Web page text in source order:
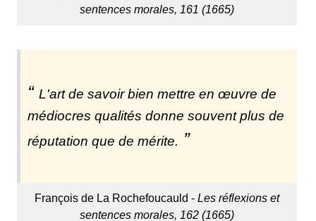
sentences morales, 161 (1665)
L'art de savoir bien mettre en œuvre de
médiocres qualités donne souvent plus de
réputation que de mérite.
François de La Rochefoucauld - Les réflexions et
sentences morales, 162 (1665)